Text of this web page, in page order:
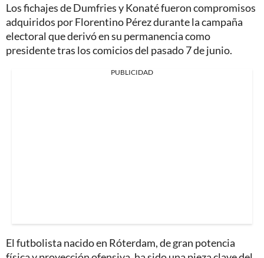
Los fichajes de Dumfries y Konaté fueron compromisos
adquiridos por Florentino Pérez durante la campaña
electoral que derivó en su permanencia como
presidente tras los comicios del pasado 7 de junio.
PUBLICIDAD
El futbolista nacido en Róterdam, de gran potencia